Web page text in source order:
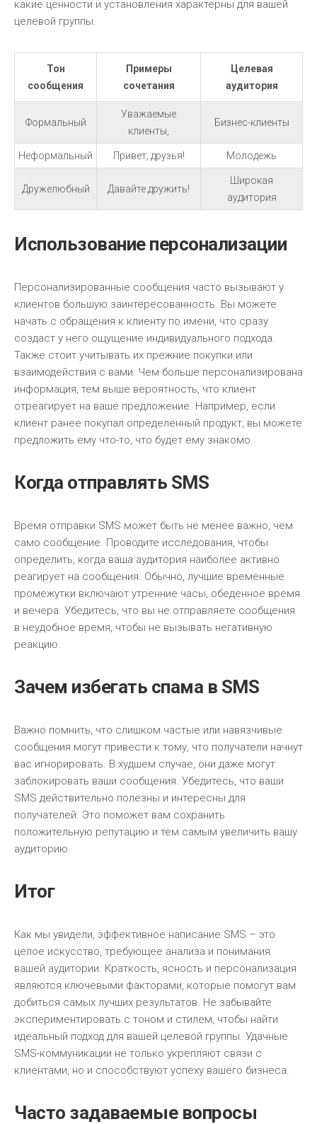
какие ценности и установления характерны для вашей
целевой группы.
Тон
сообщения
Примеры
сочетания
Целевая
аудитория
Формальный
Уважаемые
клиенты,
Бизнес-клиенты
Неформальный Привет, друзья! Молодежь
Дружелюбный Давайте дружить!
Широкая
аудитория
Использование персонализации
Персонализированные сообщения часто вызывают у
клиентов большую заинтересованность. Вы можете
начать с обращения к клиенту по имени, что сразу
создаст у него ощущение индивидуального подхода.
Также стоит учитывать их прежние покупки или
взаимодействия с вами. Чем больше персонализирована
информация, тем выше вероятность, что клиент
отреагирует на ваше предложение. Например, если
клиент ранее покупал определенный продукт, вы можете
предложить ему что-то, что будет ему знакомо.
Когда отправлять SMS
Время отправки SMS может быть не менее важно, чем
само сообщение. Проводите исследования, чтобы
определить, когда ваша аудитория наиболее активно
реагирует на сообщения. Обычно, лучшие временные
промежутки включают утренние часы, обеденное время
и вечера. Убедитесь, что вы не отправляете сообщения
в неудобное время, чтобы не вызывать негативную
реакцию.
Зачем избегать спама в SMS
Важно помнить, что слишком частые или навязчивые
сообщения могут привести к тому, что получатели начнут
вас игнорировать. В худшем случае, они даже могут
заблокировать ваши сообщения. Убедитесь, что ваши
SMS действительно полезны и интересны для
получателей. Это поможет вам сохранить
положительную репутацию и тем самым увеличить вашу
аудиторию.
Итог
Как мы увидели, эффективное написание SMS – это
целое искусство, требующее анализа и понимания
вашей аудитории. Краткость, ясность и персонализация
являются ключевыми факторами, которые помогут вам
добиться самых лучших результатов. Не забывайте
экспериментировать с тоном и стилем, чтобы найти
идеальный подход для вашей целевой группы. Удачные
SMS-коммуникации не только укрепляют связи с
клиентами, но и способствуют успеху вашего бизнеса.
Часто задаваемые вопросы